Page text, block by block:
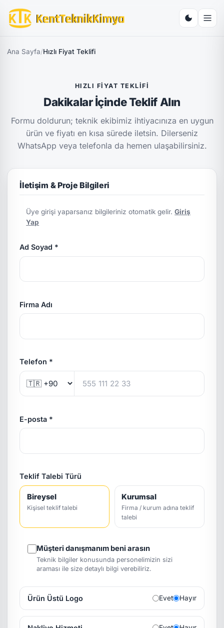
Ana Sayfa/Hızlı Fiyat Teklifi
HIZLI FIYAT TEKLIFI
Dakikalar İçinde Teklif Alın
Formu doldurun; teknik ekibimiz ihtiyacınıza en uygun
ürün ve fiyatı en kısa sürede iletsin. Dilerseniz
WhatsApp veya telefonla da hemen ulaşabilirsiniz.
İletişim & Proje Bilgileri
Üye girişi yaparsanız bilgileriniz otomatik gelir.Giriş
Yap
Ad Soyad *
Firma Adı
Telefon *
E-posta *
Teklif Talebi Türü
Bireysel
Kişisel teklif talebi
Kurumsal
Firma / kurum adına teklif
talebi
Müşteri danışmanım beni arasın
Teknik bilgiler konusunda personelimizin sizi
araması ile size detaylı bilgi verebiliriz.
Ürün Üstü Logo Evet Hayır